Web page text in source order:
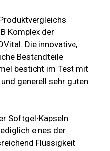
Komplex der
Die innovative,
Bestandteile
besticht im Test mit
generell sehr guten
Softgel-Kapseln
eines der
Flüssigkeit